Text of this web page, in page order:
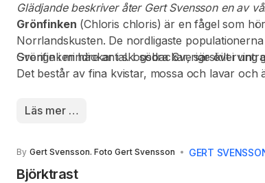
Glädjande beskriver åter Gert Svensson en av
Grönfinken (Chloris chloris) är en fågel som
Norrlandskusten. De nordligaste
Sverige i mindre antal. I södra Sverige
Grönfinken häckar i skogsbackar, särskilt i
Det består av fina kvistar, mossa och lavar och
Läs mer …
By Gert Svensson. Foto Gert Svensson GERT
Björktrast